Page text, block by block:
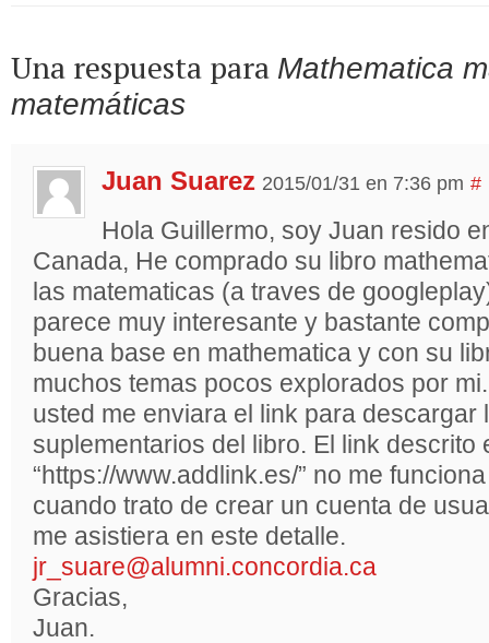
Una respuesta para Mathematica
matemáticas
Juan Suarez 2015/01/31 en 7:36 pm #
Hola Guillermo, soy Juan resido
Canada, He comprado su libro
las matematicas (a traves de
parece muy interesante y bastante
buena base en mathematica y con su
muchos temas pocos explorados por
usted me enviara el link para descargar
suplementarios del libro. El link descrito
“https://www.addlink.es/” no me
cuando trato de crear un cuenta de
me asistiera en este detalle.
jr_suare@alumni.concordia.ca
Gracias,
Juan.